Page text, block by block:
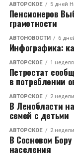
Мариненко
своих подруг.
RELATED TOPICS:
CЛЕДУЮЩЕЕ
За минувшие
COVID-19
НЕ ПРОПУСТИТЕ
Эксперты
женщин
АВТОРСКОЕ 5 дней
Пенсионеров
грамотности
АВТОНОВОСТИ 6
Инфографика:
АВТОРСКОЕ 1
Петростат
в потреблении
АВТОРСКОЕ 2
В Ленобласти
семей с детьми
АВТОРСКОЕ 2
В Сосновом
населения